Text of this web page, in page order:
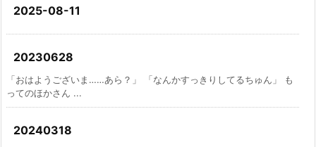
2025-08-11
20230628
「おはようございま……あら？」 「なんかすっきりしてるちゅん」 も
ってのほかさん ...
20240318